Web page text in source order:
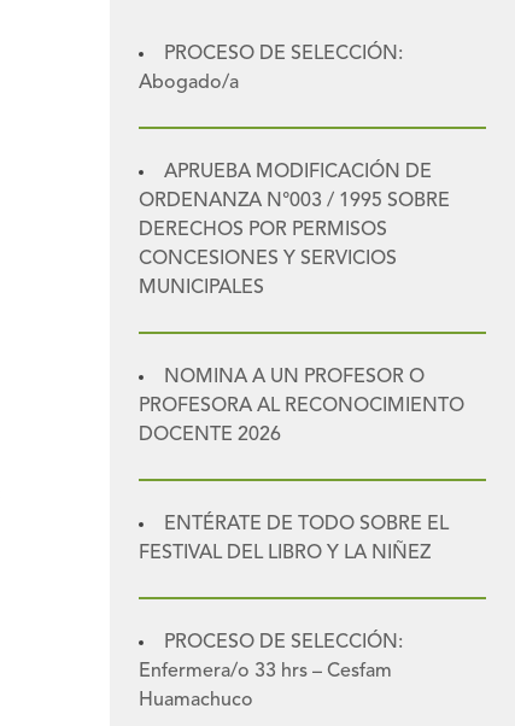
PROCESO DE SELECCIÓN:
Abogado/a
APRUEBA MODIFICACIÓN DE
ORDENANZA N°003 / 1995 SOBRE
DERECHOS POR PERMISOS
CONCESIONES Y SERVICIOS
MUNICIPALES
NOMINA A UN PROFESOR O
PROFESORA AL RECONOCIMIENTO
DOCENTE 2026
ENTÉRATE DE TODO SOBRE EL
FESTIVAL DEL LIBRO Y LA NIÑEZ
PROCESO DE SELECCIÓN:
Enfermera/o 33 hrs – Cesfam
Huamachuco